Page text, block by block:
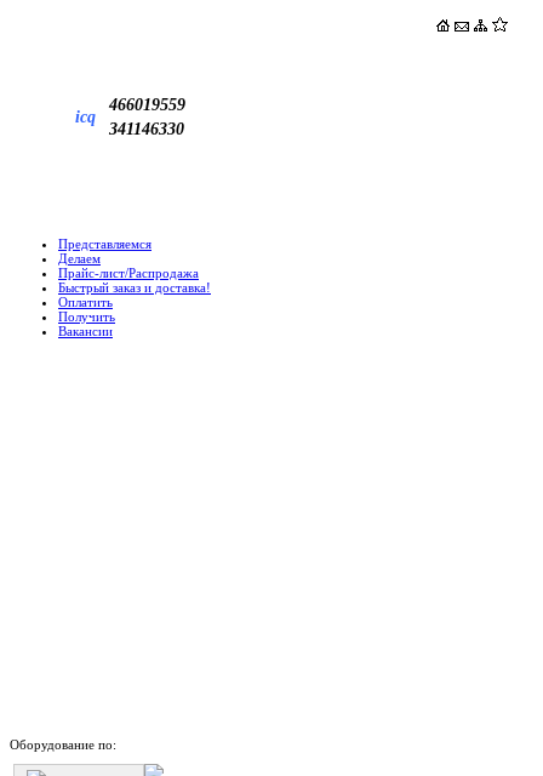
icq
466019559
341146330
Представляемся
Делаем
Прайс-лист/Распродажа
Быстрый заказ и доставка!
Оплатить
Получить
Вакансии
Оборудование по: